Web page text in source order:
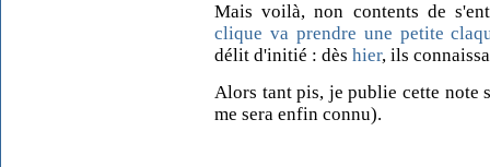
Mais voilà, non contents de
clique va prendre une petite
délit d'initié : dès hier, ils
Alors tant pis, je publie cette note
me sera enfin connu).